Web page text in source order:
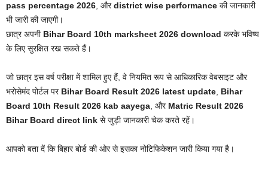
pass percentage 2026 , औरdistrict wise performance की जानकारी
भी जारी की जाएगी।
छात्र अपनी Bihar Board 10th marksheet 2026 download करके भविष्य
के लिए सुरक्षित रख सकते हैं।
जो छात्र इस वर्ष परीक्षा में शामिल हुए हैं, वे नियमित रूप से आधिकारिक वेबसाइट और
भरोसेमंद पोर्टल पर Bihar Board Result 2026 latest update Bihar
Board 10th Result 2026 kab aayega , और Matric Result 2026
Bihar Board direct link से जुड़ी जानकारी चेक करते रहें।
आपको बता दें कि बिहार बोर्ड की ओर से इसका नोटिफिकेशन जारी किया गया है।